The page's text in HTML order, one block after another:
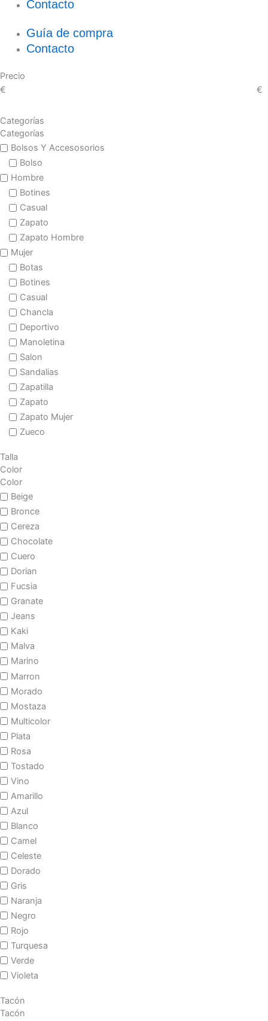
Contacto
Guía de compra
Contacto
Precio
€
€
Categorías
Categorías
Bolsos Y Accesosorios
Bolso
Hombre
Botines
Casual
Zapato
Zapato Hombre
Mujer
Botas
Botines
Casual
Chancla
Deportivo
Manoletina
Salon
Sandalias
Zapatilla
Zapato
Zapato Mujer
Zueco
Talla
Color
Color
Beige
Bronce
Cereza
Chocolate
Cuero
Dorian
Fucsia
Granate
Jeans
Kaki
Malva
Marino
Marron
Morado
Mostaza
Multicolor
Plata
Rosa
Tostado
Vino
Amarillo
Azul
Blanco
Camel
Celeste
Dorado
Gris
Naranja
Negro
Rojo
Turquesa
Verde
Violeta
Tacón
Tacón